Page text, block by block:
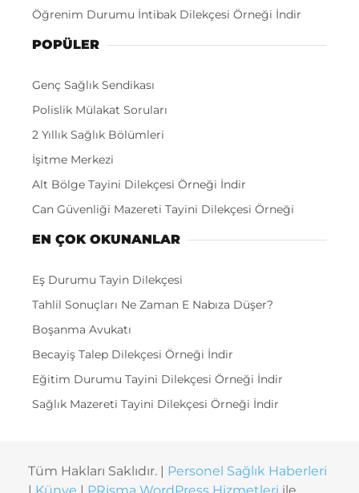
Öğrenim Durumu İntibak Dilekçesi Örneği İndir
POPÜLER
Genç Sağlık Sendikası
Polislik Mülakat Soruları
2 Yıllık Sağlık Bölümleri
İşitme Merkezi
Alt Bölge Tayini Dilekçesi Örneği İndir
Can Güvenliği Mazereti Tayini Dilekçesi Örneği
EN ÇOK OKUNANLAR
Eş Durumu Tayin Dilekçesi
Tahlil Sonuçları Ne Zaman E Nabıza Düşer?
Boşanma Avukatı
Becayiş Talep Dilekçesi Örneği İndir
Eğitim Durumu Tayini Dilekçesi Örneği İndir
Sağlık Mazereti Tayini Dilekçesi Örneği İndir
Tüm Hakları Saklıdır. | Personel Sağlık Haberleri